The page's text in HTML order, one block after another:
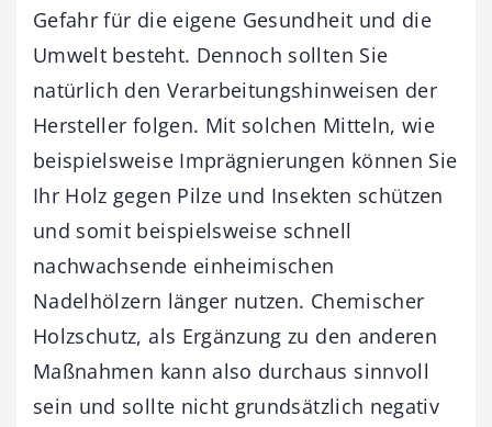
Gefahr für die eigene Gesundheit und die
Umwelt besteht. Dennoch sollten Sie
natürlich den Verarbeitungshinweisen der
Hersteller folgen. Mit solchen Mitteln, wie
beispielsweise Imprägnierungen können Sie
Ihr Holz gegen Pilze und Insekten schützen
und somit beispielsweise schnell
nachwachsende einheimischen
Nadelhölzern länger nutzen. Chemischer
Holzschutz, als Ergänzung zu den anderen
Maßnahmen kann also durchaus sinnvoll
sein und sollte nicht grundsätzlich negativ